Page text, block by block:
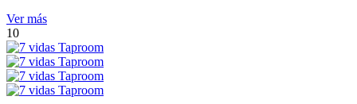
Ver más
10